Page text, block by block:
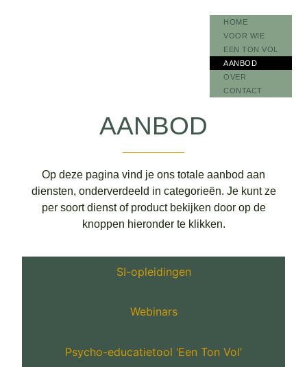
HOME
VOOR WIE
EEN TON VOL
AANBOD
OVER
CONTACT
AANBOD
Op deze pagina vind je ons totale aanbod aan
diensten, onderverdeeld in categorieën. Je kunt ze
per soort dienst of product bekijken door op de
knoppen hieronder te klikken.
SI-opleidingen
Webinars
Psycho-educatietool ‘Een Ton Vol’